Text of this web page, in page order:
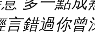
言錯過你曾